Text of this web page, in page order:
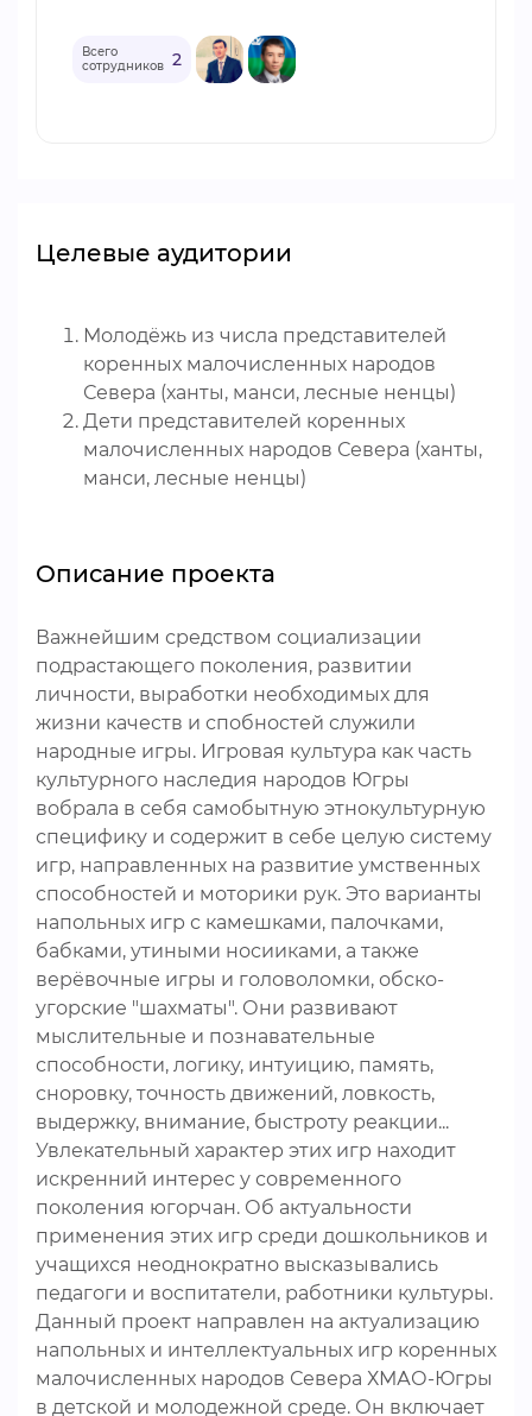
Всего
сотрудников 2
Целевые аудитории
Молодёжь из числа представителей
коренных малочисленных народов
Севера (ханты, манси, лесные ненцы)
Дети представителей коренных
малочисленных народов Севера (ханты,
манси, лесные ненцы)
Описание проекта
Важнейшим средством социализации
подрастающего поколения, развитии
личности, выработки необходимых для
жизни качеств и спобностей служили
народные игры. Игровая культура как часть
культурного наследия народов Югры
вобрала в себя самобытную этнокультурную
специфику и содержит в себе целую систему
игр, направленных на развитие умственных
способностей и моторики рук. Это варианты
напольных игр с камешками, палочками,
бабками, утиными носииками, а также
верёвочные игры и головоломки, обско-
угорские "шахматы". Они развивают
мыслительные и познавательные
способности, логику, интуицию, память,
сноровку, точность движений, ловкость,
выдержку, внимание, быстроту реакции...
Увлекательный характер этих игр находит
искренний интерес у современного
поколения югорчан. Об актуальности
применения этих игр среди дошкольников и
учащихся неоднократно высказывались
педагоги и воспитатели, работники культуры.
Данный проект направлен на актуализацию
напольных и интеллектуальных игр коренных
малочисленных народов Севера ХМАО-Югры
в детской и молодежной среде. Он включает